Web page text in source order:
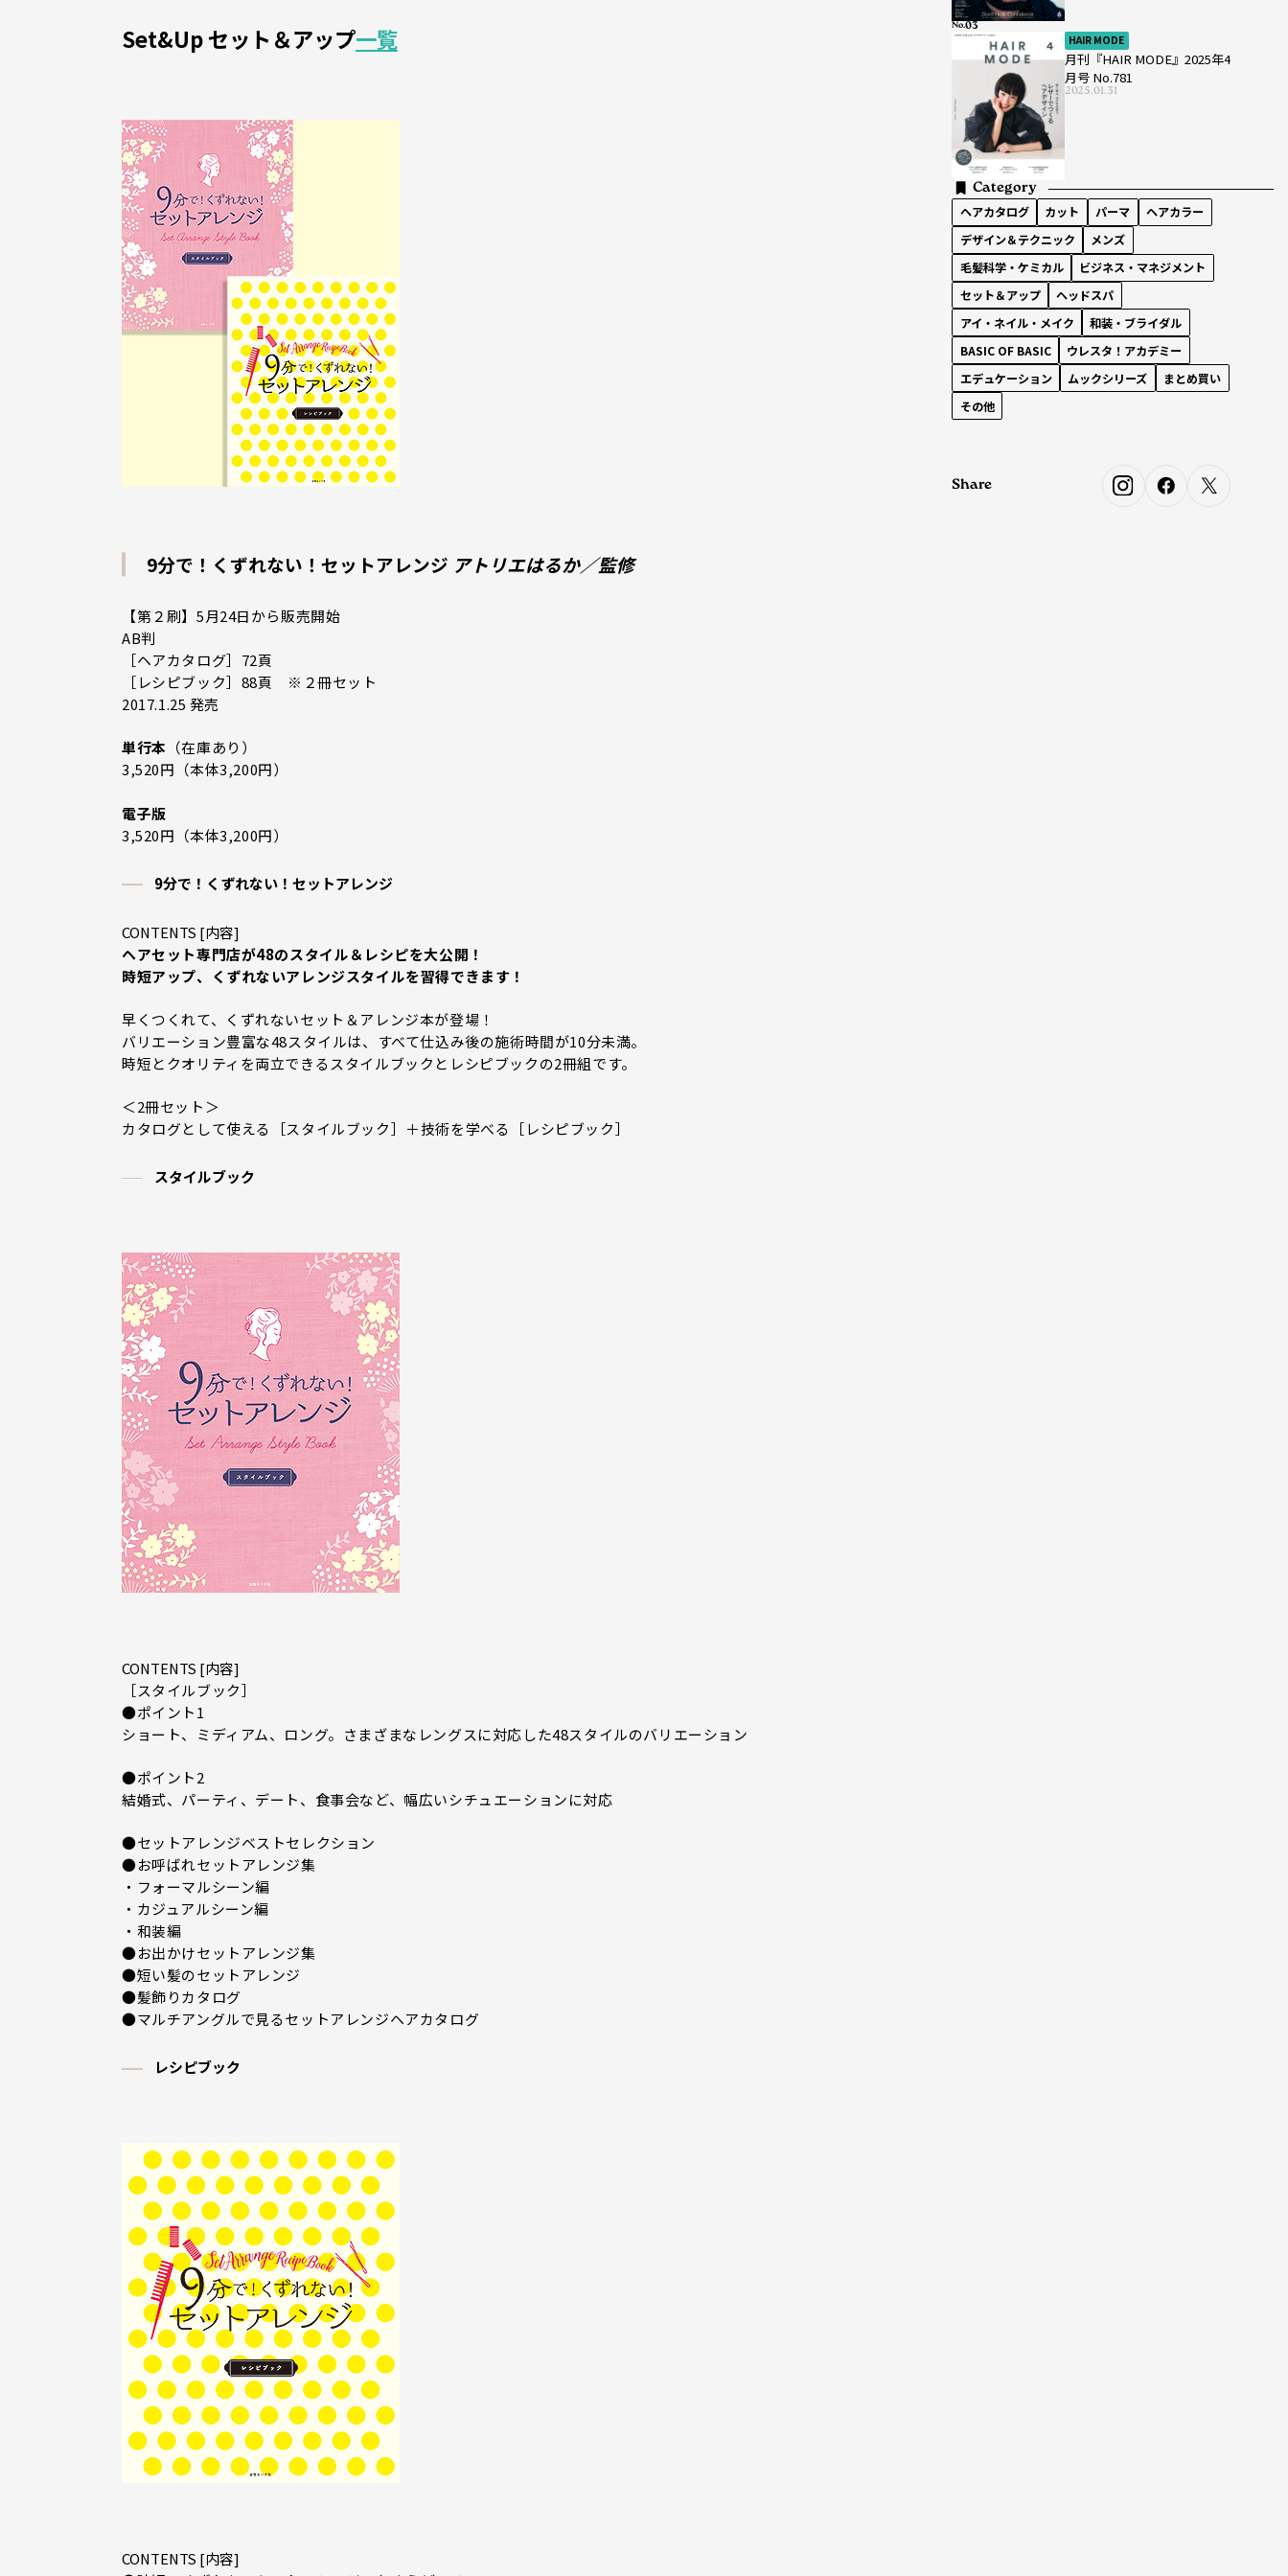
Set&Up セット＆アップ一覧
9分で！くずれない！セットアレンジ アトリエはるか／監修
【第２刷】5月24日から販売開始
AB判
［ヘアカタログ］72頁
［レシピブック］88頁 ※２冊セット
2017.1.25 発売
単行本 （在庫あり）
3,520円（本体3,200円）
電子版
3,520円（本体3,200円）
9分で！くずれない！セットアレンジ
CONTENTS [内容]
ヘアセット専門店が48のスタイル＆レシピを大公開！
時短アップ、くずれないアレンジスタイルを習得できます！
早くつくれて、くずれないセット＆アレンジ本が登場！
バリエーション豊富な48スタイルは、すべて仕込み後の施術時間が10分未満。
時短とクオリティを両立できるスタイルブックとレシピブックの2冊組です。
＜2冊セット＞
カタログとして使える［スタイルブック］＋技術を学べる［レシピブック］
スタイルブック
CONTENTS [内容]
［スタイルブック］
●ポイント1
ショート、ミディアム、ロング。さまざまなレングスに対応した48スタイルのバリエーション
●ポイント2
結婚式、パーティ、デート、食事会など、幅広いシチュエーションに対応
●セットアレンジベストセレクション
●お呼ばれセットアレンジ集
・フォーマルシーン編
・カジュアルシーン編
・和装編
●お出かけセットアレンジ集
●短い髪のセットアレンジ
●髪飾りカタログ
●マルチアングルで見るセットアレンジヘアカタログ
レシピブック
CONTENTS [内容]
HAIR MODE
月刊『HAIR MODE』2025年4
月号 No.781
2025.01.31
No.
Category
ヘアカタログ カット パーマ
ヘアカラー
デザイン＆テクニック
メンズ
毛髪科学・ケミカル
ビジネス・マネジメント
セット＆アップ
ヘッドスパ
アイ・ネイル・メイク
和装・ブライダル
BASIC OF BASIC
ウレスタ！アカデミー
エデュケーション
ムックシリーズ
まとめ買い
その他
Share